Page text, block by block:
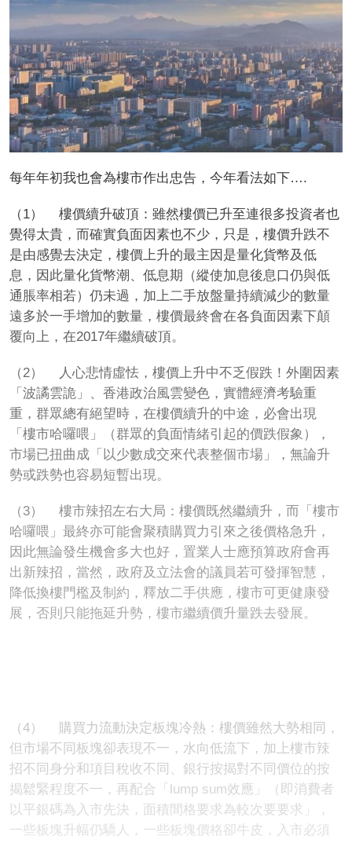
每年年初我也會為樓市作出忠告，今年看法如下….
（1）
樓價續升破頂：雖然樓價已升至連很多投資者也
覺得太貴，而確實負面因素也不少，只是，樓價升跌不
是由感覺去決定，樓價上升的最主因是量化貨幣及低
息，因此量化貨幣潮、低息期（縱使加息後息口仍與低
通脹率相若）仍未過，加上二手放盤量持續減少的數量
遠多於一手增加的數量，樓價最終會在各負面因素下顛
覆向上，在2017年繼續破頂。
（2） 人心悲情虛怯 ，樓價上升中不乏假跌！外圍因素
「波譎雲詭」、香港政治風雲變色，實體經濟考驗重
重， 群眾總有絕望時，在樓價續升的中途，必會出現
「樓市哈囉喂」（群眾的負面情緒引起的價跌假象），
市場已扭曲成「以少數成交來代表整個市場」，無論升
勢或跌勢也容易短暫出現。
（3）
樓市辣招左右大局：樓價既然繼續升，而「樓市
哈囉喂」最終亦可能會聚積購買力引來之後價格急升，
因此無論發生機會多大也好，置業人士應預算政府會再
出新辣招，當然，政府及立法會的議員若可發揮智慧，
降低換樓門檻及制約，釋放二手供應，樓市可更健康發
展，否則只能拖延升勢，樓市繼續價升量跌去發展。
（4） 購買力流動決定板塊冷熱：樓價雖然大勢相 同，
但市場不同板塊卻表現不一，水向低流下，加上樓市辣
招不同身分和項目稅收不同、銀行按揭對不同價位的按
揭鬆緊程度不一，再配合「 lump sum效應」（即消費者
以平銀碼為入市先決，面積間格要求為較次要要求」，
一些板塊升幅仍驕人，一些板塊價格卻牛皮，入市必須